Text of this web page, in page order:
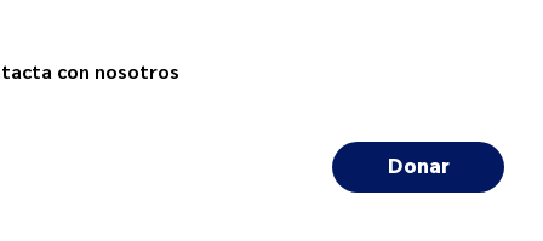
con nosotros
Donar